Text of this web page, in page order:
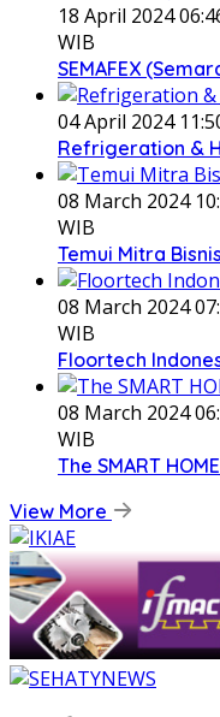
18 April 2024
WIB
SEMAFEX
04 April 2024
Refrigeration &
08 March 2024
WIB
Temui Mitra
08 March 2024
WIB
Floortech
08 March 2024
WIB
The SMART
View More